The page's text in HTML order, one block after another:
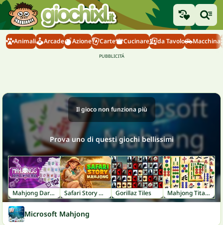
Animali Arcade Azione Carte Cucinare da Tavolo Macchina
Il gioco non funziona più
Prova uno di questi giochi bellissimi
Mahjong Dark Dimensions: Triple Time Safari Story Mahjong Gorillaz Tiles Mahjong Titans
Microsoft Mahjong